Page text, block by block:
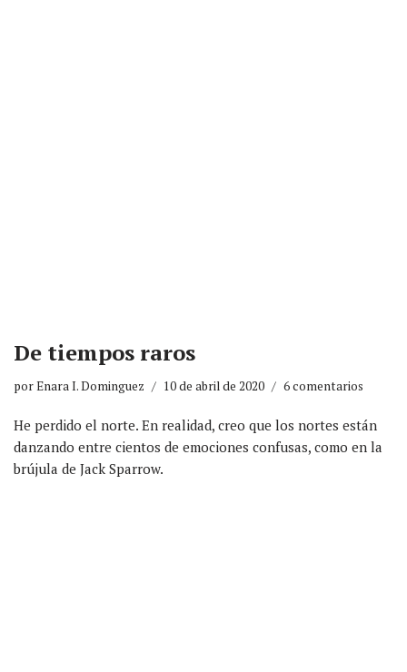
De tiempos raros
porEnara I. Dominguez 10 de abril de 2020 6 comentarios
He perdido el norte. En realidad, creo que los nortes están
danzando entre cientos de emociones confusas, como en la
brújula de Jack Sparrow.